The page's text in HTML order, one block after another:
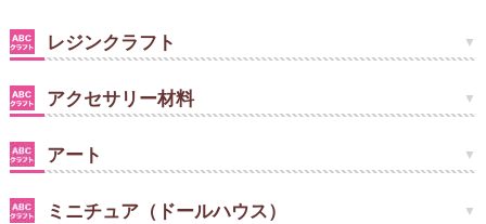
レジンクラフト
アクセサリー材料
アート
ミニチュア（ドールハウス）